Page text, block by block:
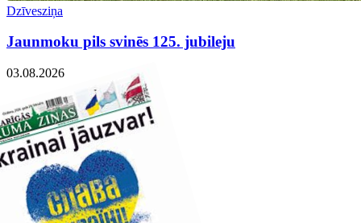
Dzīvesziņa
Jaunmoku pils svinēs 125. jubileju
03.08.2026